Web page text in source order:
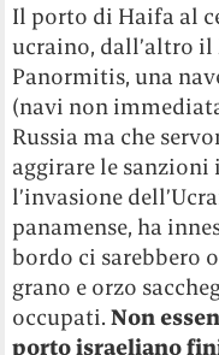
Il porto di Haifa al
ucraino, dall’altro il
Panormitis, una
(navi non
Russia ma che
aggirare le sanzioni
l’invasione
panamense, ha
bordo ci sarebbero
grano e orzo
occupati.Non
porto israeliano